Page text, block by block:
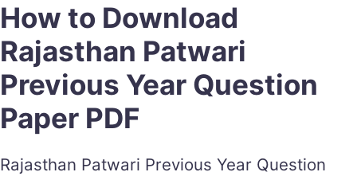
How to Download
Rajasthan Patwari
Previous Year Question
Paper PDF
Rajasthan Patwari Previous Year Question